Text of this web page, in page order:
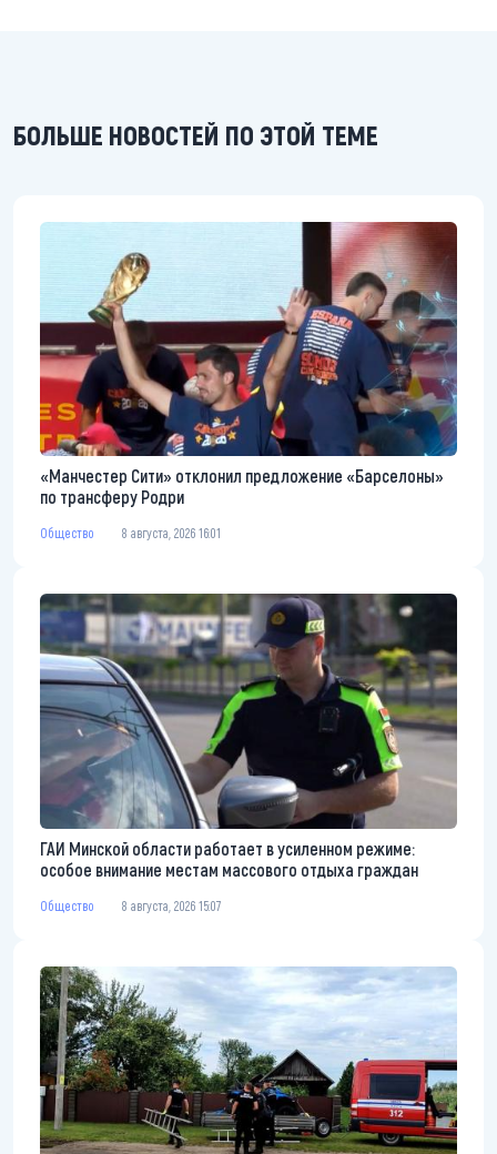
БОЛЬШЕ НОВОСТЕЙ ПО ЭТОЙ ТЕМЕ
«Манчестер Сити» отклонил предложение «Барселоны»
по трансферу Родри
Общество 8 августа, 2026 16:01
ГАИ Минской области работает в усиленном режиме:
особое внимание местам массового отдыха граждан
Общество 8 августа, 2026 15:07